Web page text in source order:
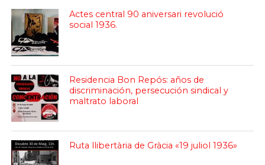
Actes central 90 aniversari revolució
social 1936.
Residencia Bon Repós: años de
discriminación, persecución sindical y
maltrato laboral
Ruta llibertària de Gràcia «19 juliol 1936»